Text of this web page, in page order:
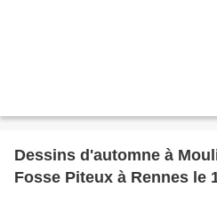
Dessins d'automne à
Fosse Piteux à Rennes le